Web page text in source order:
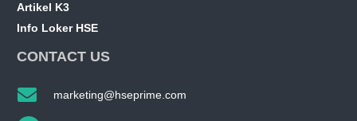
Artikel K3
Info Loker HSE
CONTACT US
marketing@hseprime.com